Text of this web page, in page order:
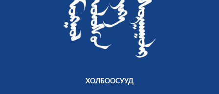
ХОЛБООСУУД